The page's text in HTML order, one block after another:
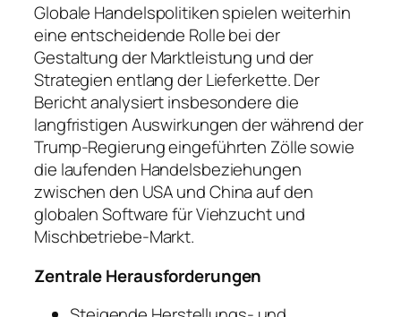
Globale Handelspolitiken spielen weiterhin
eine entscheidende Rolle bei der
Gestaltung der Marktleistung und der
Strategien entlang der Lieferkette. Der
Bericht analysiert insbesondere die
langfristigen Auswirkungen der während der
Trump-Regierung eingeführten Zölle sowie
die laufenden Handelsbeziehungen
zwischen den USA und China auf den
globalen Software für Viehzucht und
Mischbetriebe-Markt.
Zentrale Herausforderungen